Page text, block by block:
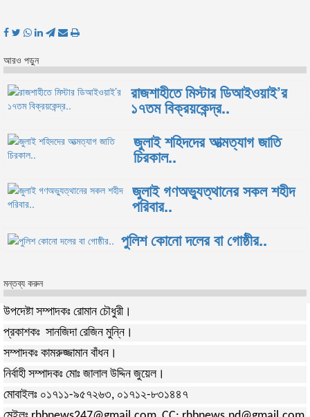
আরও পড়ুন
রাজশাহীতে মিস্টার ডিআইওয়াই’র
১৭তম বিক্রয়কেন্দ্র..
জুলাই শহিদদের আত্মত্যাগ জাতি
চিরকাল..
জুলাই গণঅভ্যুত্থানের সকল শহীদ
পরিবার..
পুলিশ কোনো দলের বা গোষ্ঠীর..
মন্তব্য করুন
উপদেষ্টা সম্পাদকঃ রোমান চৌধুরী।
প্রকাশকঃ সানজিদা রেজিন মুন্নি।
সম্পাদকঃ কামরুজ্জামান বাঁধন।
নির্বাহী সম্পাদকঃ মোঃ জালাল উদ্দিন জুয়েল।
মোবাইলঃ ০১৭১১-৯৫৭২৬৩, ০১৭১২-৮৩১৪৪৭